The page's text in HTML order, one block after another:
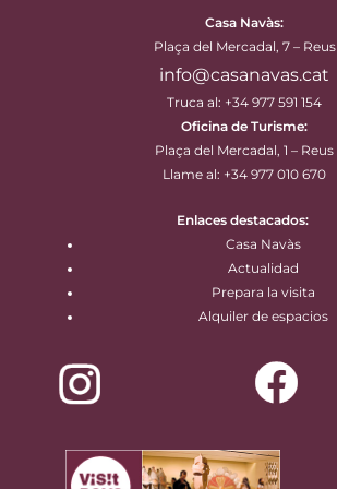
Casa Navàs:
Plaça del Mercadal, 7 – Reus
info@casanavas.cat
Truca al: +34 977 591 154
Oficina de Turisme:
Plaça del Mercadal, 1 – Reus
Llame al: +34 977 010 670
Enlaces destacados:
Casa Navàs
Actualidad
Prepara la visita
Alquiler de espacios